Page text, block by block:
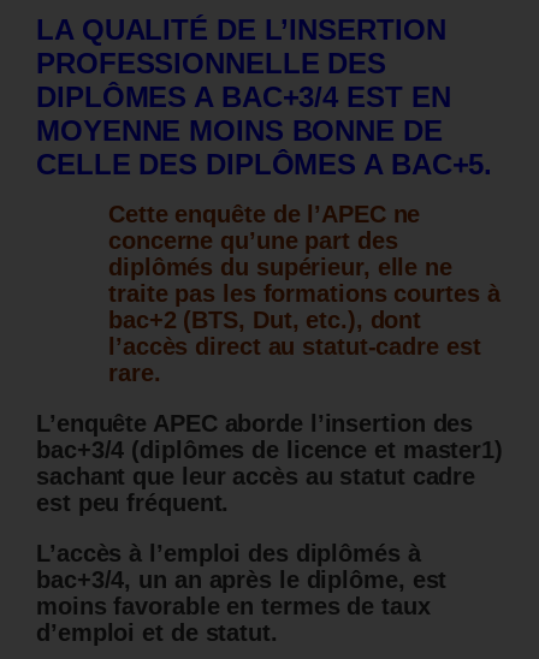
LA QUALITÉ DE L’INSERTION
PROFESSIONNELLE DES
DIPLÔMES A BAC+3/4 EST EN
MOYENNE MOINS BONNE DE
CELLE DES DIPLÔMES A BAC+5.
Cette enquête de l’APEC ne
concerne qu’une part des
diplômés du supérieur, elle ne
traite pas les formations courtes à
bac+2 (BTS, Dut, etc.), dont
l’accès direct au statut-cadre est
rare.
L’enquête APEC aborde l’insertion des
bac+3/4 (diplômes de licence et master1)
sachant que leur accès au statut cadre
est peu fréquent.
L’accès à l’emploi des diplômés à
bac+3/4, un an après le diplôme, est
moins favorable en termes de taux
d’emploi et de statut.